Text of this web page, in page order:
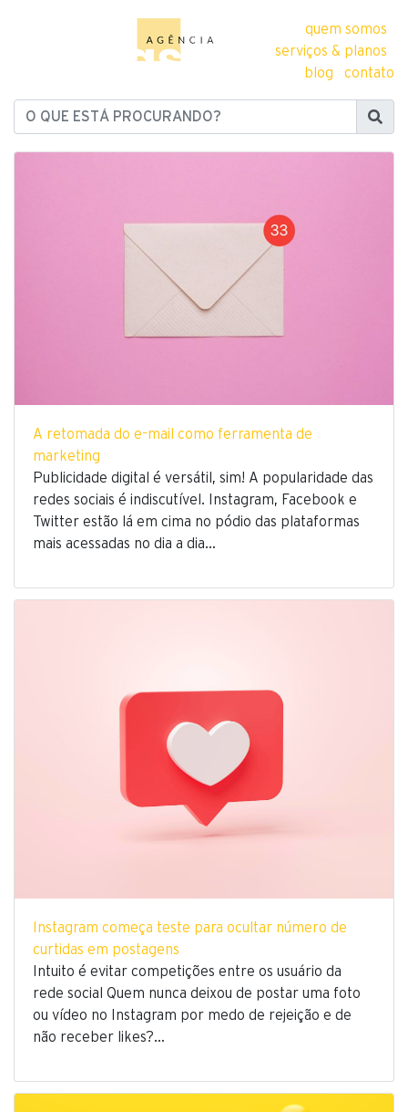
quem somos
serviços & planos
blog
contato
O QUE ESTÁ PROCURANDO?
A retomada do e-mail como ferramenta de
marketing
Publicidade digital é versátil, sim! A popularidade das
redes sociais é indiscutível. Instagram, Facebook e
Twitter estão lá em cima no pódio das plataformas
mais acessadas no dia a dia…
Instagram começa teste para ocultar número de
curtidas em postagens
Intuito é evitar competições entre os usuário da
rede social Quem nunca deixou de postar uma foto
ou vídeo no Instagram por medo de rejeição e de
não receber likes?…